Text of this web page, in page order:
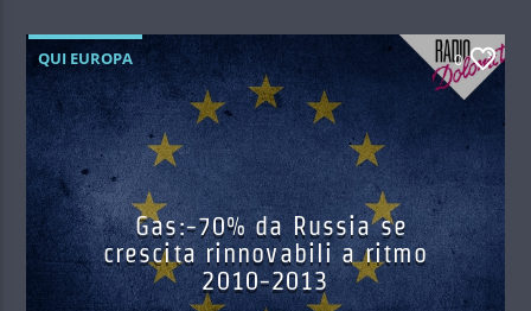
QUI EUROPA 0
Gas:-70% da Russia se
crescita rinnovabili a ritmo
2010-2013